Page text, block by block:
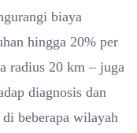
biaya
hingga 20% per
radius 20 km – juga
diagnosis dan
beberapa wilayah